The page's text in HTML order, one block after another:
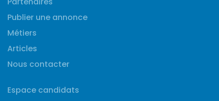
Publier une annonce
Métiers
Articles
Nous contacter
Espace candidats